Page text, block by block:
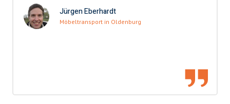
Jürgen Eberhardt
Möbeltransport in Oldenburg